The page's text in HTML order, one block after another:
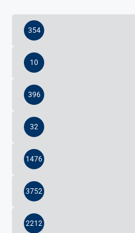
354
10
396
32
1476
3752
2212